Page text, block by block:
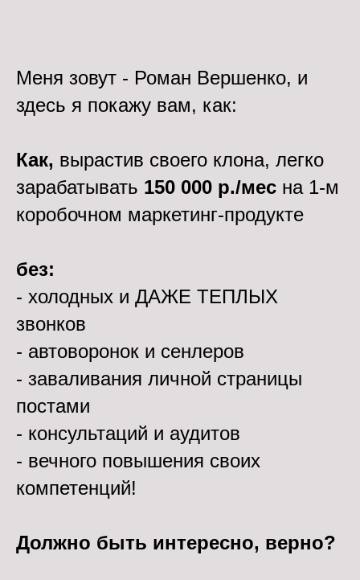
Меня зовут - Роман Вершенко, и
здесь я покажу вам, как:
Как, вырастив своего клона, легко
зарабатывать 150 000 р./мес на 1-м
коробочном маркетинг-продукте
без:
- холодных и ДАЖЕ ТЕПЛЫХ
звонков
- автоворонок и сенлеров
- заваливания личной страницы
постами
- консультаций и аудитов
- вечного повышения своих
компетенций!
Должно быть интересно, верно?